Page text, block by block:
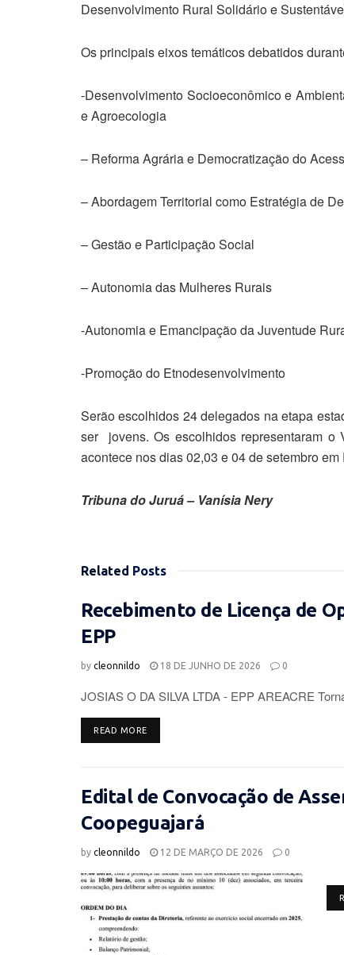
Desenvolvimento Rural Solidário e
Os principais eixos temáticos debatidos
-Desenvolvimento Socioeconômico e
e Agroecologia
– Reforma Agrária e Democratização do
– Abordagem Territorial como Estratégia de
– Gestão e Participação Social
– Autonomia das Mulheres Rurais
-Autonomia e Emancipação da Juventude
-Promoção do Etnodesenvolvimento
Serão escolhidos 24 delegados na etapa
ser jovens. Os escolhidos representaram o
acontece nos dias 02,03 e 04 de setembro em
Tribuna do Juruá – Vanísia Nery
Related Posts
Recebimento de Licença de
EPP
by cleonnildo 18 DE JUNHO DE 2026 0
JOSIAS O DA SILVA LTDA - EPP AREACRE
READ MOREDETAILS
Edital de Convocação de
Coopeguajará
by cleonnildo 12 DE MARÇO DE 2026 0